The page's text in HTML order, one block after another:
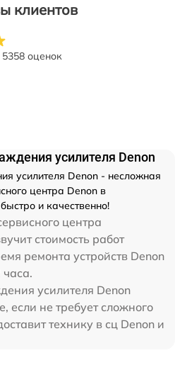
клиентов
5358 оценок
усилителя Denon
усилителя Denon - несложная
центра Denon в
и качественно!
центра
стоимость работ
ремонта устройств Denon
усилителя Denon
если не требует сложного
технику в сц Denon и